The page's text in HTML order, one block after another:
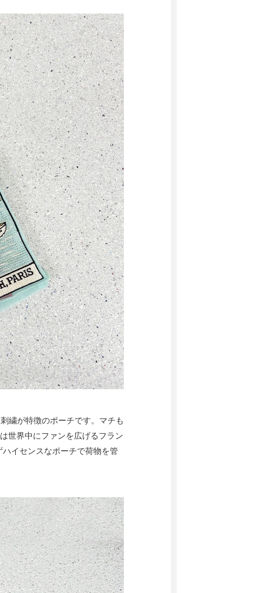
繍が特徴のポーチです。マチも
世界中にファンを広げるフラン
イセンスなポーチで荷物を管